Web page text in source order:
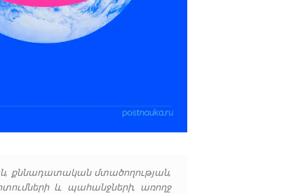
քննադատական մտածողության,
և պահանջների, առողջ